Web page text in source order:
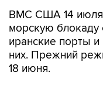
ВМС США 14 июля
морскую
иранские порты
них. Прежний
18 июня.